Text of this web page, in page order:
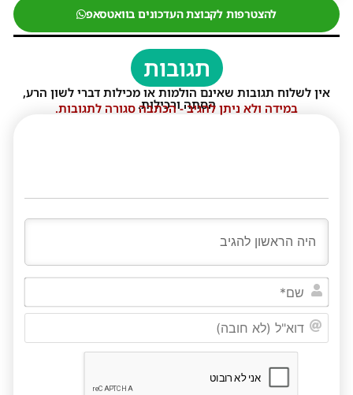
להצטרפות לקבוצת העדכונים בוואטסאפ
תגובות
אין לשלוח תגובות שאינם הולמות או מכילות דברי לשון הרע,
הסתה ורכילות.
במידה ולא ניתן להגיב - הכתבה סגורה לתגובות.